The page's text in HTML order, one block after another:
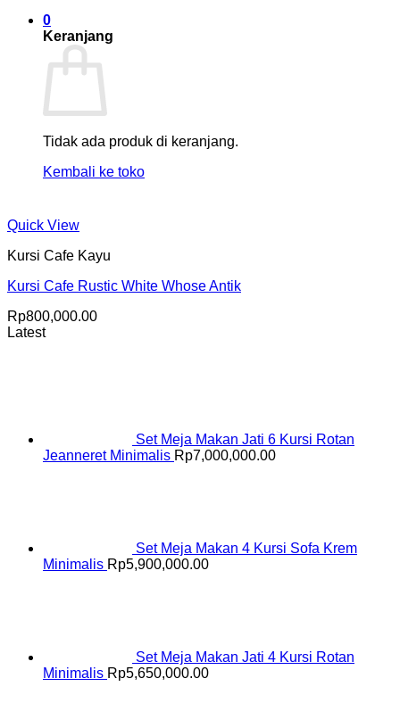
0
Keranjang
Tidak ada produk di keranjang.
Kembali ke toko
Quick View
Kursi Cafe Kayu
Kursi Cafe Rustic White Whose Antik
Rp800,000.00
Latest
Set Meja Makan Jati 6 Kursi Rotan
Jeanneret Minimalis Rp7,000,000.00
Set Meja Makan 4 Kursi Sofa Krem
Minimalis Rp5,900,000.00
Set Meja Makan Jati 4 Kursi Rotan
Minimalis Rp5,650,000.00